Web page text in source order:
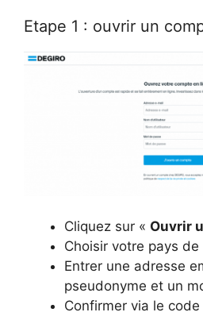
Etape 1 : ouvrir un
Cliquez sur « Ouvrir
Choisir votre pays
Entrer une adresse
pseudonyme et un
Confirmer via le